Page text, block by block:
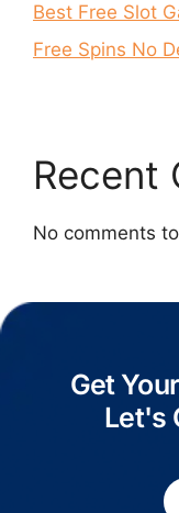
Best Free Slot
Free Spins No
Recent
No comments
Get
Let's